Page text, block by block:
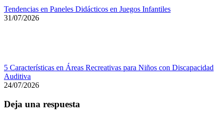
Tendencias en Paneles Didácticos en Juegos Infantiles
31/07/2026
5 Características en Áreas Recreativas para Niños con Discapacidad
Auditiva
24/07/2026
Deja una respuesta